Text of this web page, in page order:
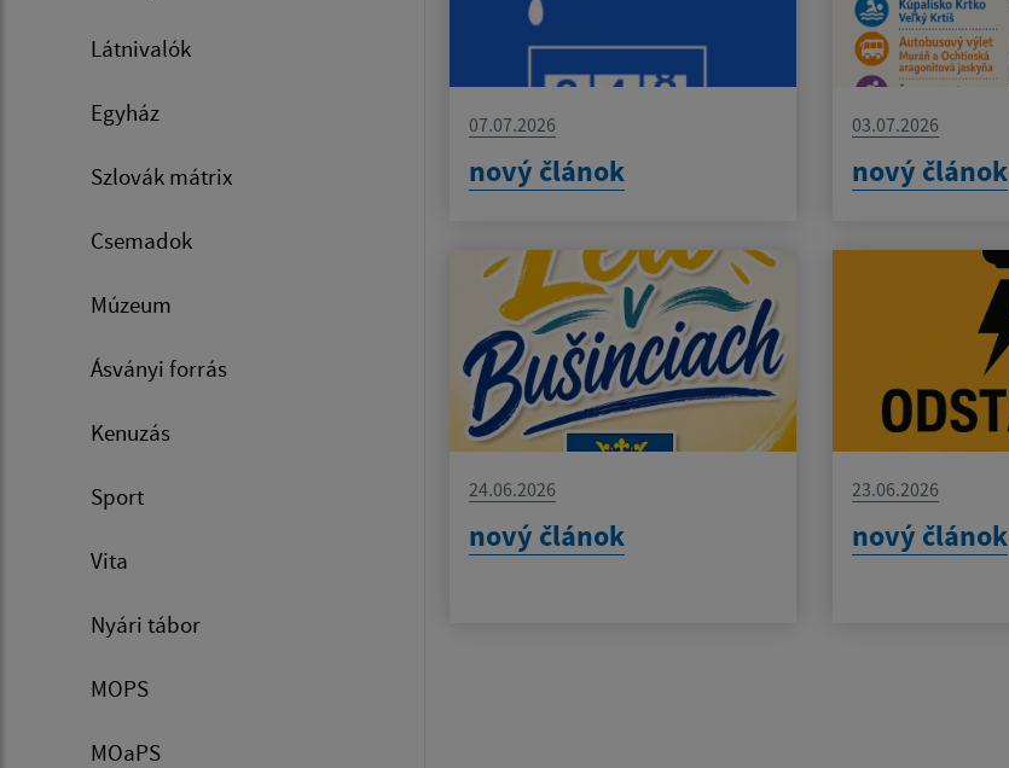
Látnivalók
Egyház
Szlovák mátrix
Csemadok
Múzeum
Ásványi forrás
Kenuzás
Sport
Vita
Nyári tábor
MOPS
MOaPS
07.07.2026
nový článok
03.07.2026
nový článok
24.06.2026
nový článok
23.06.2026
nový článok